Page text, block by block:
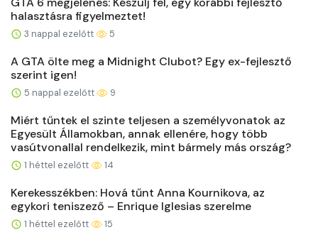
halasztásra figyelmeztet!
3 nappal ezelőtt 5
A GTA ölte meg a Midnight Clubot? Egy ex-fejlesztő
szerint igen!
5 nappal ezelőtt 9
Miért tűntek el szinte teljesen a személyvonatok az
Egyesült Államokban, annak ellenére, hogy több
vasútvonallal rendelkezik, mint bármely más ország?
1 héttel ezelőtt 14
Kerekesszékben: Hová tűnt Anna Kournikova, az
egykori teniszező – Enrique Iglesias szerelme
1 héttel ezelőtt 15